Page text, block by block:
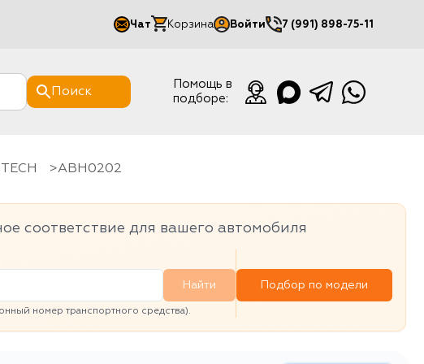
Чат Корзина Войти
Мой кабинет
7 (991) 898-75-11
Поиск
Помощь в
подборе:
ABH0202
соответствие для вашего автомобиля
Найти
номер транспортного средства).
Подбор по модели